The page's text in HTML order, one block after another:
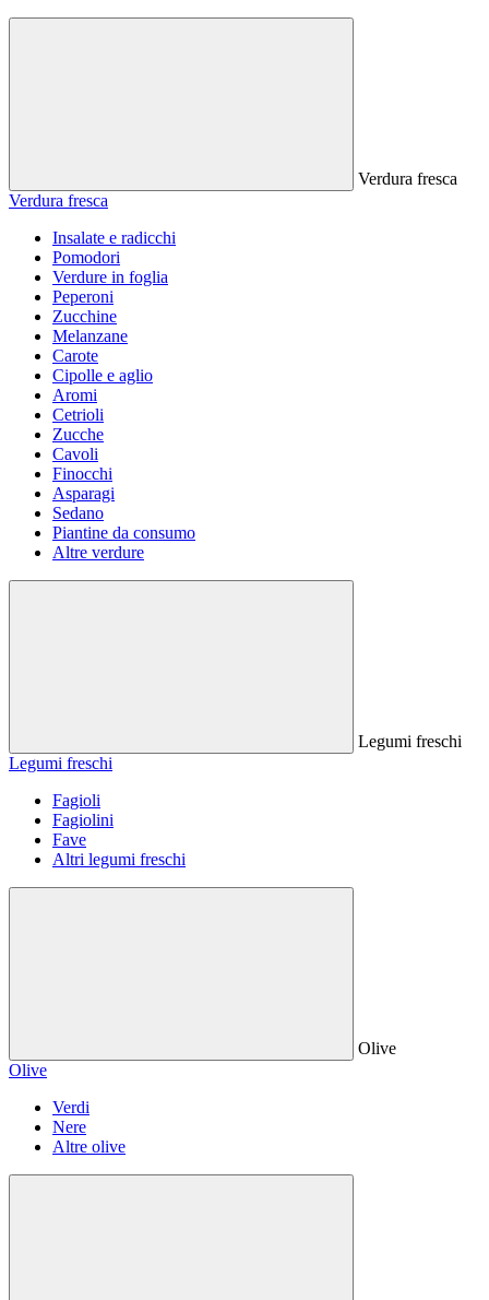
Verdura fresca
Verdura fresca
Insalate e radicchi
Pomodori
Verdure in foglia
Peperoni
Zucchine
Melanzane
Carote
Cipolle e aglio
Aromi
Cetrioli
Zucche
Cavoli
Finocchi
Asparagi
Sedano
Piantine da consumo
Altre verdure
Legumi freschi
Legumi freschi
Fagioli
Fagiolini
Fave
Altri legumi freschi
Olive
Olive
Verdi
Nere
Altre olive